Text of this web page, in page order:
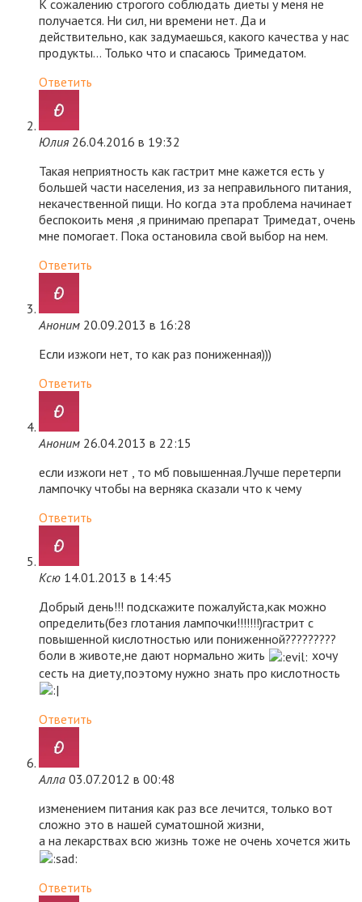
К сожалению строгого соблюдать диеты у меня не
получается. Ни сил, ни времени нет. Да и
действительно, как задумаешься, какого качества у нас
продукты… Только что и спасаюсь Тримедатом.
Ответить
Юлия 26.04.2016 в 19:32
Такая неприятность как гастрит мне кажется есть у
большей части населения, из за неправильного питания,
некачественной пищи. Но когда эта проблема начинает
беспокоить меня ,я принимаю препарат Тримедат, очень
мне помогает. Пока остановила свой выбор на нем.
Ответить
Аноним 20.09.2013 в 16:28
Если изжоги нет, то как раз пониженная)))
Ответить
Аноним 26.04.2013 в 22:15
если изжоги нет , то мб повышенная.Лучше перетерпи
лампочку чтобы на верняка сказали что к чему
Ответить
Ксю 14.01.2013 в 14:45
Добрый день!!! подскажите пожалуйста,как можно
определить(без глотания лампочки!!!!!!!)гастрит с
повышенной кислотностью или пониженной?????????
боли в животе,не дают нормально жить
хочу
сесть на диету,поэтому нужно знать про кислотность
Ответить
Алла 03.07.2012 в 00:48
изменением питания как раз все лечится, только вот
сложно это в нашей суматошной жизни,
а на лекарствах всю жизнь тоже не очень хочется жить
Ответить